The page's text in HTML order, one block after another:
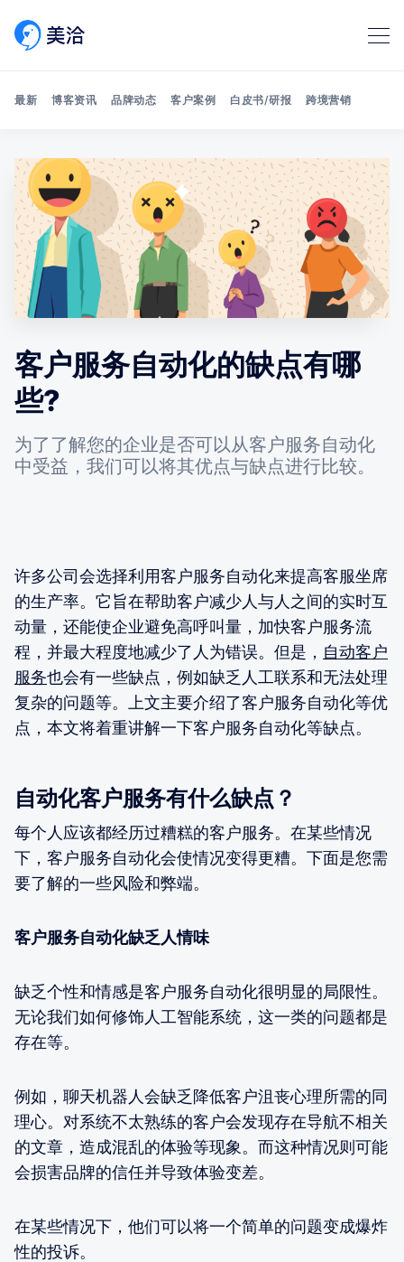
Search 美洽博客
最新 博客资讯 品牌动态 客户案例 白皮书/研报 跨境营销
客户服务自动化的缺点有哪
些?
为了了解您的企业是否可以从客户服务自动化
中受益，我们可以将其优点与缺点进行比较。
许多公司会选择利用客户服务自动化来提高客服坐席
的生产率。它旨在帮助客户减少人与人之间的实时互
动量，还能使企业避免高呼叫量，加快客户服务流
程，并最大程度地减少了人为错误。但是， 自动客户
服务也会有一些缺点，例如缺乏人工联系和无法处理
复杂的问题等。上文主要介绍了客户服务自动化等优
点，本文将着重讲解一下客户服务自动化等缺点。
自动化客户服务有什么缺点？
每个人应该都经历过糟糕的客户服务。在某些情况
下，客户服务自动化会使情况变得更糟。下面是您需
要了解的一些风险和弊端。
客户服务自动化缺乏人情味
缺乏个性和情感是客户服务自动化很明显的局限性。
无论我们如何修饰人工智能系统，这一类的问题都是
存在等。
例如，聊天机器人会缺乏降低客户沮丧心理所需的同
理心。对系统不太熟练的客户会发现存在导航不相关
的文章，造成混乱的体验等现象。而这种情况则可能
会损害品牌的信任并导致体验变差。
在某些情况下，他们可以将一个简单的问题变成爆炸
性的投诉。